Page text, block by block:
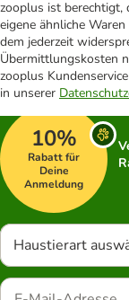
zooplus ist
eigene ähnliche
dem jederzeit
Übermittlungskosten
zooplus
in unserer
10%
Rabatt für
Deine
Anmeldung
Haustierart